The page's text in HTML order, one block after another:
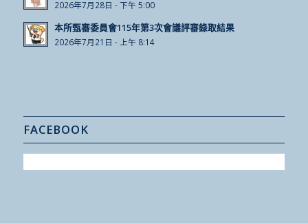
2026年7月28日 - 下午 5:00
本所甄審委員會115年第3次會議評審錄取結果
2026年7月21日 - 上午 8:14
FACEBOOK